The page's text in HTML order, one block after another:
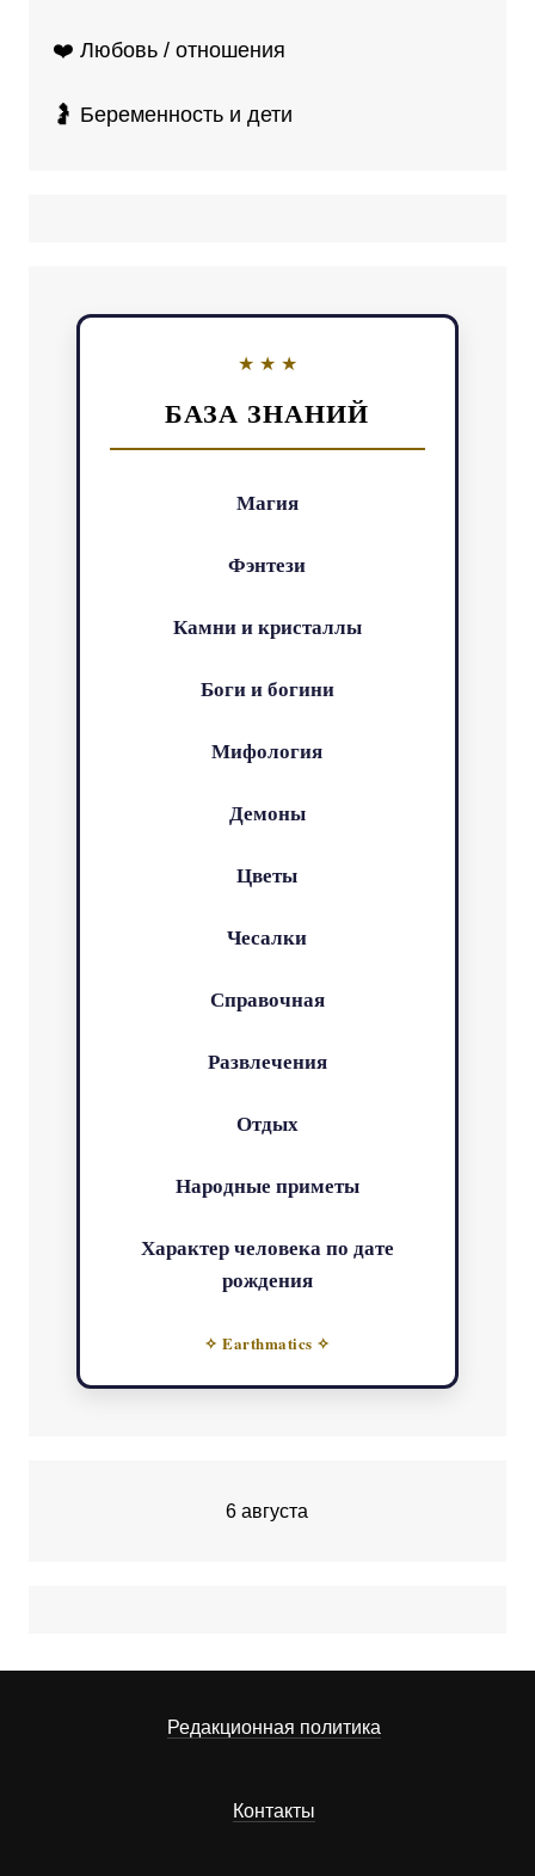
❤️ Любовь / отношения
🤰 Беременность и дети
БАЗА ЗНАНИЙ
Магия
Фэнтези
Камни и кристаллы
Боги и богини
Мифология
Демоны
Цветы
Чесалки
Справочная
Развлечения
Отдых
Народные приметы
Характер человека по дате
рождения
✧ Earthmatics ✧
6 августа
Редакционная политика
Контакты